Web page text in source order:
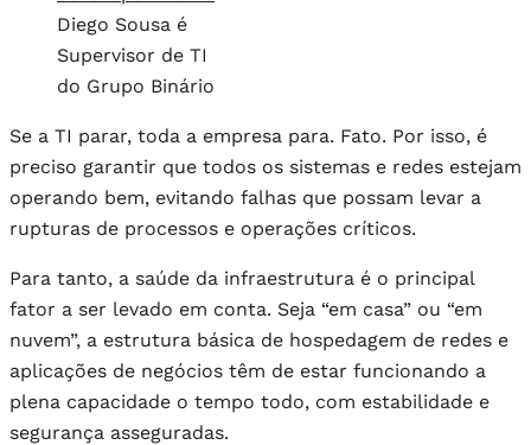
Diego Sousa é
Supervisor de TI
do Grupo Binário
Se a TI parar, toda a empresa para. Fato. Por isso, é
preciso garantir que todos os sistemas e redes estejam
operando bem, evitando falhas que possam levar a
rupturas de processos e operações críticos.
Para tanto, a saúde da infraestrutura é o principal
fator a ser levado em conta. Seja “em casa” ou “em
nuvem”, a estrutura básica de hospedagem de redes e
aplicações de negócios têm de estar funcionando a
plena capacidade o tempo todo, com estabilidade e
segurança asseguradas.